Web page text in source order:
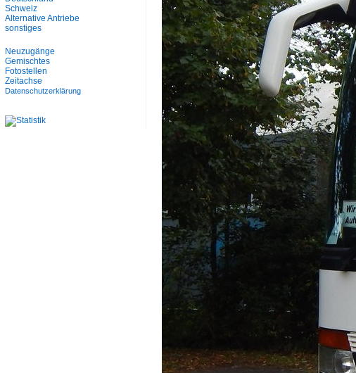
Schweiz
Alternative Antriebe
sonstiges
Neuzugänge
Gemischtes
Fotostellen
Zeitachse
Datenschutzerklärung